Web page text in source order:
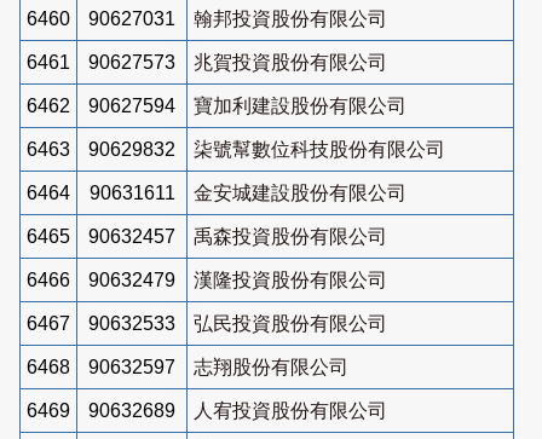
6460 90627031 翰邦投資股份有限公司
6461 90627573 兆賀投資股份有限公司
6462 90627594 寶加利建設股份有限公司
6463 90629832 柒號幫數位科技股份有限公司
6464 90631611 金安城建設股份有限公司
6465 90632457 禹森投資股份有限公司
6466 90632479 漢隆投資股份有限公司
6467 90632533 弘民投資股份有限公司
6468 90632597 志翔股份有限公司
6469 90632689 人宥投資股份有限公司